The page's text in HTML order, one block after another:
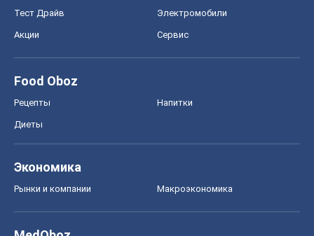
Тест Драйв Электромобили
Акции Сервис
Food Oboz
Рецепты Напитки
Диеты
Экономика
Рынки и компании Mакроэкономика